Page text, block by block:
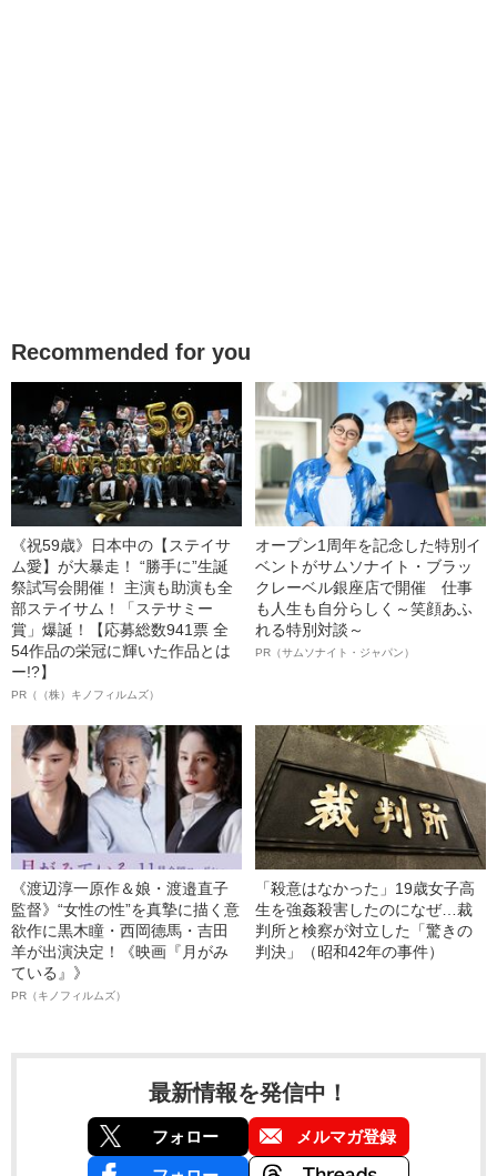
Recommended for you
《祝59歳》日本中の【ステイサ
ム愛】が大暴走！ “勝手に”生誕
祭試写会開催！ 主演も助演も全
部ステイサム！「ステサミー
賞」爆誕！【応募総数941票 全
54作品の栄冠に輝いた作品とは
ー!?】
PR（（株）キノフィルムズ）
オープン1周年を記念した特別イ
ベントがサムソナイト・ブラッ
クレーベル銀座店で開催 仕事
も人生も自分らしく～笑顔あふ
れる特別対談～
PR（サムソナイト・ジャパン）
《渡辺淳一原作＆娘・渡邉直子
監督》“女性の性”を真摯に描く意
欲作に黒木瞳・西岡德馬・吉田
羊が出演決定！《映画『月がみ
ている』》
PR（キノフィルムズ）
「殺意はなかった」19歳女子高
生を強姦殺害したのになぜ…裁
判所と検察が対立した「驚きの
判決」（昭和42年の事件）
最新情報を発信中！
フォロー メルマガ登録